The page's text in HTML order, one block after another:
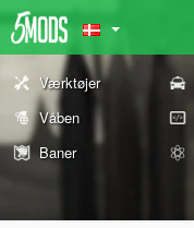
Værktøjer
Våben
Baner